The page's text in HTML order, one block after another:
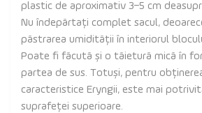
plastic de aproximativ 3–5 cm
Nu îndepărtați complet sacul,
păstrarea umidității în interiorul
Poate fi făcută și o tăietură mică în
partea de sus. Totuși, pentru
caracteristice Eryngii, este mai
suprafeței superioare.